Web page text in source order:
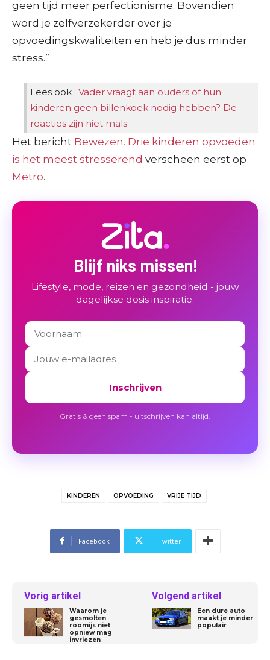
geen tijd meer perfectionisme. Bovendien
word je zelfverzekerder over je
opvoedingskwaliteiten en heb je dus minder
stress.”
Lees ook : Vader vraagt aan ouders of hun
kinderen geen billenkoek nodig hebben? De
reacties zijn niet mals
Het bericht Bewezen. Drie kinderen opvoeden
is het meest stresserend verscheen eerst op
Metro.
Blijf niks missen!
Lifestyle, mode, reizen en gezondheid - jouw
dagelijkse dosis inspiratie.
Inschrijven
Gratis & geen spam - uitschrijven kan altijd.
KINDEREN OPVOEDING VRIJE TIJD
Facebook Twitter
Vorig artikel
Waarom je
gesmolten
roomijs niet
opniew mag
invriezen
Volgend artikel
Een dure auto
maakt je minder
populair